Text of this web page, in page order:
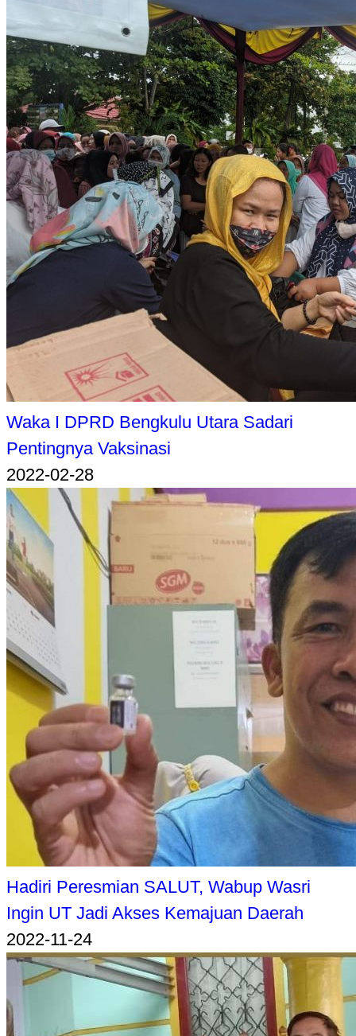
Waka I DPRD Bengkulu Utara Sadari
Pentingnya Vaksinasi
2022-02-28
Hadiri Peresmian SALUT, Wabup Wasri
Ingin UT Jadi Akses Kemajuan Daerah
2022-11-24